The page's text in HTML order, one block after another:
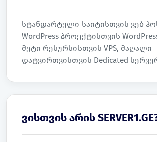
სტანდარტული საიტისთვის ვებ
WordPress პროექტისთვის
მეტი რესურსისთვის VPS, მაღალი
დატვირთვისთვის Dedicated
ვისთვის არის